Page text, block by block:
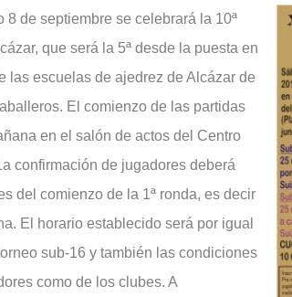
de septiembre se celebrará la 10ª
que será la 5ª desde la puesta en
las escuelas de ajedrez de Alcázar de
El comienzo de las partidas
en el salón de actos del Centro
confirmación de jugadores deberá
del comienzo de la 1ª ronda, es decir
El horario establecido será por igual
sub-16 y también las condiciones
como de los clubes. A